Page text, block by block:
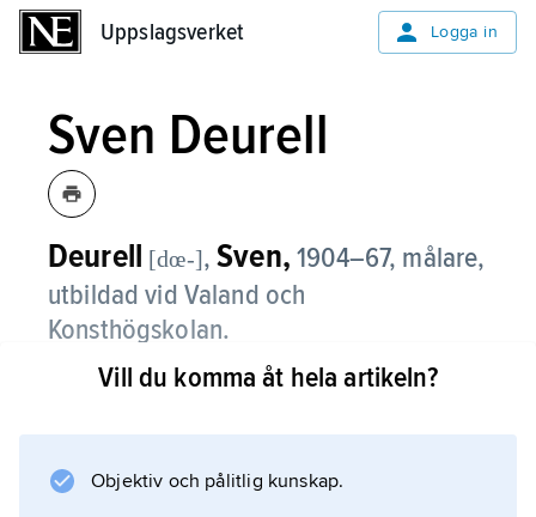
Uppslagsverket Logga in
Sven Deurell
Deurell [dœ-],Sven, 1904–67, målare,
utbildad vid Valand och
Konsthögskolan.
Mjukt och lågmält målade Deurell vidsträckta,
Vill du komma åt hela artikeln?
Objektiv och pålitlig kunskap.